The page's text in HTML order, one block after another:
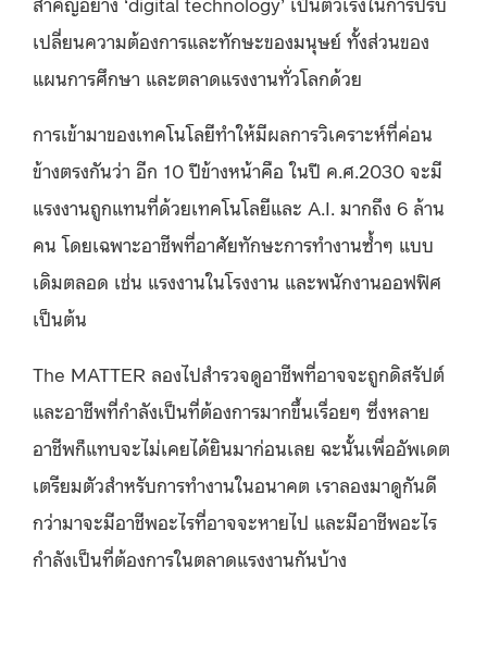
เปลี่ยนความต้องการและทักษะของมนุษย์ ทั้งส่วนของ
แผนการศึกษา และตลาดแรงงานทั่วโลกด้วย
การเข้ามาของเทคโนโลยีทำให้มีผลการวิเคราะห์ที่ค่อน
ข้างตรงกันว่า อีก 10 ปีข้างหน้าคือ ในปี ค.ศ.2030 จะมี
แรงงานถูกแทนที่ด้วยเทคโนโลยีและ A.I. มากถึง 6 ล้าน
คน โดยเฉพาะอาชีพที่อาศัยทักษะการทำงานซ้ำๆ แบบ
เดิมตลอด เช่น แรงงานในโรงงาน และพนักงานออฟฟิศ
เป็นต้น
The MATTER ลองไปสำรวจดูอาชีพที่อาจจะถูกดิสรัปต์
และอาชีพที่กำลังเป็นที่ต้องการมากขึ้นเรื่อยๆ ซึ่งหลาย
อาชีพก็แทบจะไม่เคยได้ยินมาก่อนเลย ฉะนั้นเพื่ออัพเดต
เตรียมตัวสำหรับการทำงานในอนาคต เราลองมาดูกันดี
กว่ามาจะมีอาชีพอะไรที่อาจจะหายไป และมีอาชีพอะไร
กำลังเป็นที่ต้องการในตลาดแรงงานกันบ้าง